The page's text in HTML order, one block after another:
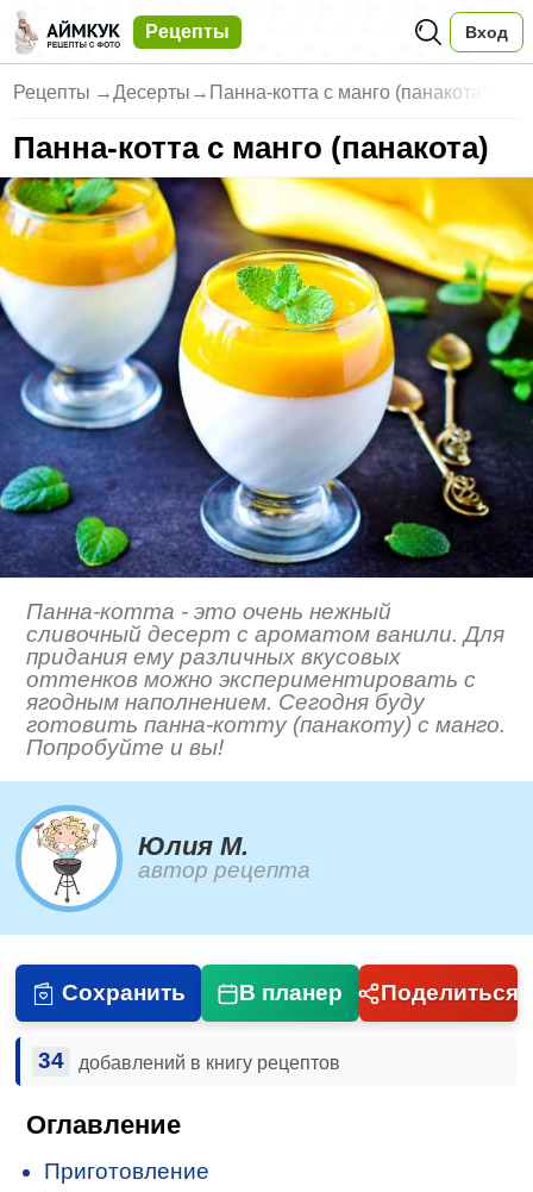
Рецепты Вход
Рецепты →Десерты → Панна-котта с манго (панакота)
Панна-котта с манго (панакота)
Панна-котта - это очень нежный
сливочный десерт с ароматом ванили. Для
придания ему различных вкусовых
оттенков можно экспериментировать с
ягодным наполнением. Сегодня буду
готовить панна-котту (панакоту) с манго.
Попробуйте и вы!
Юлия М.
автор рецепта
Сохранить В планер Поделиться
34 добавлений в книгу рецептов
Оглавление
Приготовление